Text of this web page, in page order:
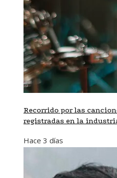
Recorrido por las
registradas en la
Hace 3 días